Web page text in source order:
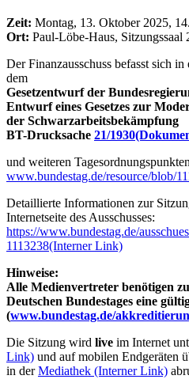
Zeit: Montag, 13. Oktober 2025,
Ort: Paul-Löbe-Haus, Sitzungssaal
Der Finanzausschuss befasst sich
dem
Gesetzentwurf der
Entwurf eines Gesetzes zur
der Schwarzarbeitsbekämpfung
BT-Drucksache 21/1930
und weiteren
www.bundestag.de/resource/blob/
Detaillierte Informationen zur
Internetseite des Ausschusses:
https://www.bundestag.de/
1113238(Interner Link)
Hinweise:
Alle Medienvertreter benötigen
Deutschen Bundestages eine
(www.bundestag.de/
Die Sitzung wird live im Internet
Link) und auf mobilen Endgeräten
in derMediathek (Interner Link)